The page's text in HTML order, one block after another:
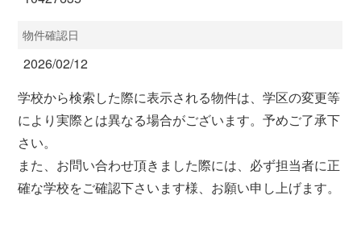
物件確認日
2026/02/12
学校から検索した際に表示される物件は、学区の変更等
により実際とは異なる場合がございます。予めご了承下
さい。
また、お問い合わせ頂きました際には、必ず担当者に正
確な学校をご確認下さいます様、お願い申し上げます。